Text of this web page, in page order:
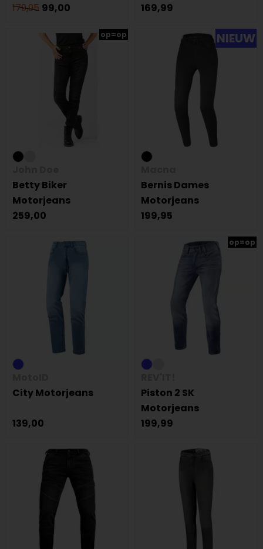
179,95 99,00
169,99
op=op
Betty Biker
Motorjeans
259,00
NIEUW
Bernis Dames
Motorjeans
199,95
City Motorjeans
139,00
op=op
Piston 2 SK
Motorjeans
199,99